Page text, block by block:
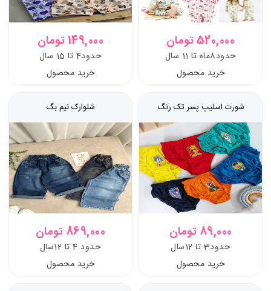
520,000 تومان
حدود8ماه تا 11 سال
خرید محصول
149,000 تومان
حدود4 تا 15 سال
خرید محصول
شورت اسلیپ پسر تک رنگ
89,000 تومان
حدود3 تا 12سال
خرید محصول
شلوارک نیم بگ
869,000 تومان
حدود 4 تا 12سال
خرید محصول